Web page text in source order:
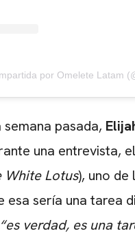
por Omelete Latam
pasada,
una entrevista,
White Lotus), uno de
esa sería una tarea
“es verdad, es una